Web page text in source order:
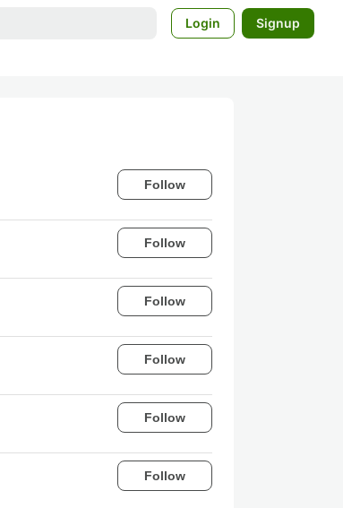
Login Signup
Follow
Follow
Follow
Follow
Follow
Follow